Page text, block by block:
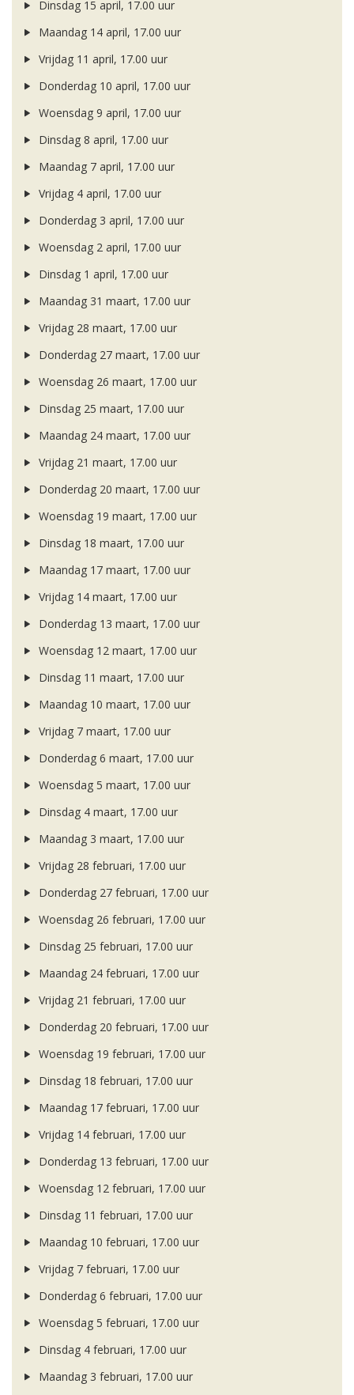
Dinsdag 15 april, 17.00 uur
Maandag 14 april, 17.00 uur
Vrijdag 11 april, 17.00 uur
Donderdag 10 april, 17.00 uur
Woensdag 9 april, 17.00 uur
Dinsdag 8 april, 17.00 uur
Maandag 7 april, 17.00 uur
Vrijdag 4 april, 17.00 uur
Donderdag 3 april, 17.00 uur
Woensdag 2 april, 17.00 uur
Dinsdag 1 april, 17.00 uur
Maandag 31 maart, 17.00 uur
Vrijdag 28 maart, 17.00 uur
Donderdag 27 maart, 17.00 uur
Woensdag 26 maart, 17.00 uur
Dinsdag 25 maart, 17.00 uur
Maandag 24 maart, 17.00 uur
Vrijdag 21 maart, 17.00 uur
Donderdag 20 maart, 17.00 uur
Woensdag 19 maart, 17.00 uur
Dinsdag 18 maart, 17.00 uur
Maandag 17 maart, 17.00 uur
Vrijdag 14 maart, 17.00 uur
Donderdag 13 maart, 17.00 uur
Woensdag 12 maart, 17.00 uur
Dinsdag 11 maart, 17.00 uur
Maandag 10 maart, 17.00 uur
Vrijdag 7 maart, 17.00 uur
Donderdag 6 maart, 17.00 uur
Woensdag 5 maart, 17.00 uur
Dinsdag 4 maart, 17.00 uur
Maandag 3 maart, 17.00 uur
Vrijdag 28 februari, 17.00 uur
Donderdag 27 februari, 17.00 uur
Woensdag 26 februari, 17.00 uur
Dinsdag 25 februari, 17.00 uur
Maandag 24 februari, 17.00 uur
Vrijdag 21 februari, 17.00 uur
Donderdag 20 februari, 17.00 uur
Woensdag 19 februari, 17.00 uur
Dinsdag 18 februari, 17.00 uur
Maandag 17 februari, 17.00 uur
Vrijdag 14 februari, 17.00 uur
Donderdag 13 februari, 17.00 uur
Woensdag 12 februari, 17.00 uur
Dinsdag 11 februari, 17.00 uur
Maandag 10 februari, 17.00 uur
Vrijdag 7 februari, 17.00 uur
Donderdag 6 februari, 17.00 uur
Woensdag 5 februari, 17.00 uur
Dinsdag 4 februari, 17.00 uur
Maandag 3 februari, 17.00 uur